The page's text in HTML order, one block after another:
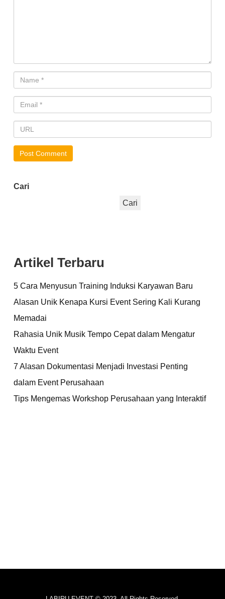
Cari
Cari
Artikel Terbaru
5 Cara Menyusun Training Induksi Karyawan Baru
Alasan Unik Kenapa Kursi Event Sering Kali Kurang
Memadai
Rahasia Unik Musik Tempo Cepat dalam Mengatur
Waktu Event
7 Alasan Dokumentasi Menjadi Investasi Penting
dalam Event Perusahaan
Tips Mengemas Workshop Perusahaan yang Interaktif